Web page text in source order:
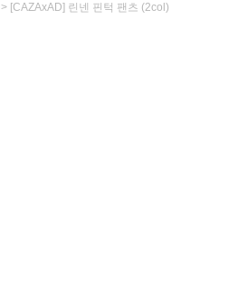
> [CAZAxAD] 린넨 핀턱 팬츠 (2col)